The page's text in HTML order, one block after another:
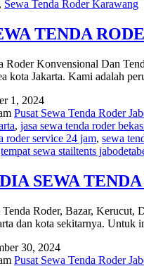
, Sewa Tenda Roder Karawang
TENDA
Roder Konvensional Dan
kota Jakarta. Kami adalah
1, 2024
Pusat Sewa Tenda Roder
, jasa sewa tenda roder
roder service 24 jam, sewa
tempat sewa stailtents
SEWA
Roder, Bazar, Kerucut,
dan kota sekitarnya.
30, 2024
Pusat Sewa Tenda Roder